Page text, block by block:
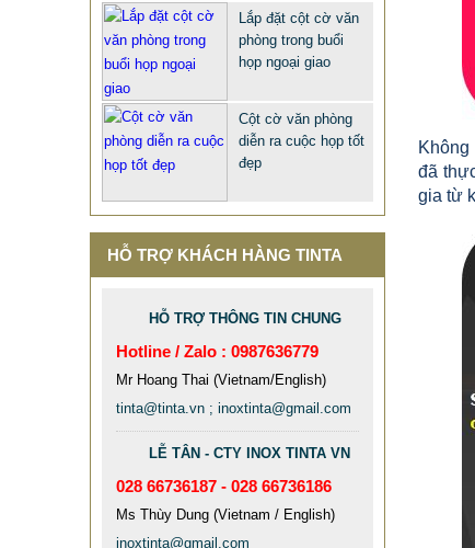
đã
gia từ
MẪU CỘT CỜ INOX ĐẸP GIÁ RẺ
2.896.700 VNĐ 2.986.700 VNĐ
Mẫu: MAU COT CO INOX 304
CỘT INOX 304 NÂNG HẠ
685.700 VNĐ 865.700 VNĐ
Mẫu: COT INOX 304 SUS
Lắp đặt cột cờ văn
phòng trong buổi
họp ngoại giao
Cột cờ văn phòng
diễn ra cuộc họp tốt
đẹp
HỖ TRỢ KHÁCH HÀNG TINTA
HỖ TRỢ THÔNG TIN CHUNG
Hotline / Zalo : 0987636779
Mr Hoang Thai (Vietnam/English)
tinta@tinta.vn ; inoxtinta@gmail.com
LỄ TÂN - CTY INOX TINTA VN
028 66736187 - 028 66736186
Ms Thùy Dung (Vietnam / English)
inoxtinta@gmail.com